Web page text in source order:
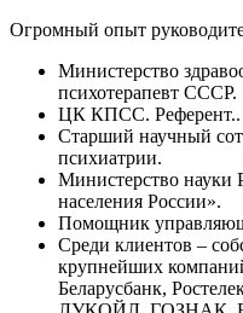
Огромный опыт
Министерство
психотерапевт СССР.
ЦК КПСС. Референт..
Старший научный
психиатрии.
Министерство
населения России».
Помощник
Среди клиентов –
крупнейших
Беларусбанк,